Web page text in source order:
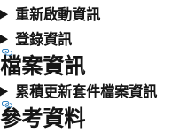
重新啟動資訊
登錄資訊
檔案資訊
累積更新套件檔案資訊
參考資料